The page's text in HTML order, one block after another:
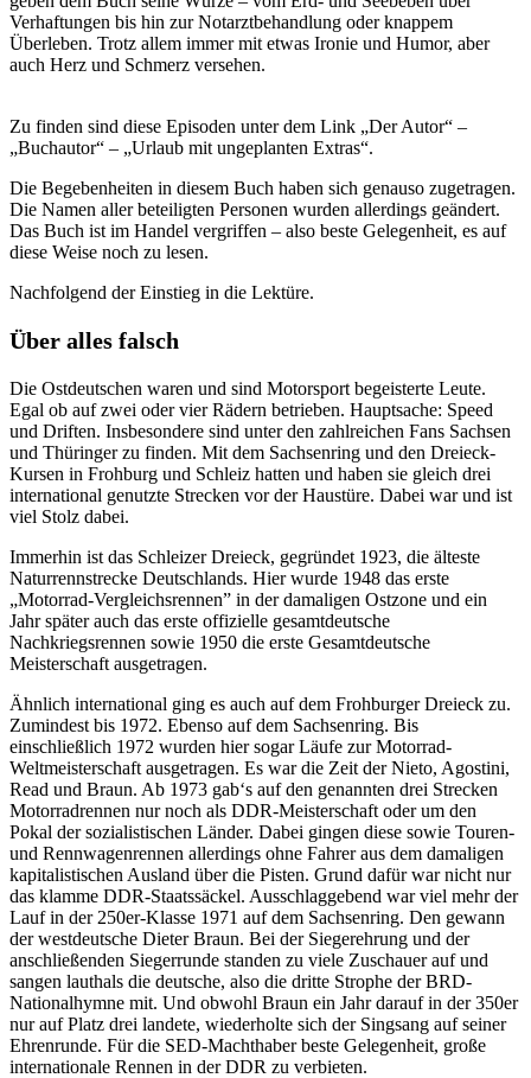
Verhaftungen bis hin zur Notarztbehandlung oder knappem
Überleben. Trotz allem immer mit etwas Ironie und Humor, aber
auch Herz und Schmerz versehen.
Zu finden sind diese Episoden unter dem Link „Der Autor“ –
„Buchautor“ – „Urlaub mit ungeplanten Extras“.
Die Begebenheiten in diesem Buch haben sich genauso zugetragen.
Die Namen aller beteiligten Personen wurden allerdings geändert.
Das Buch ist im Handel vergriffen – also beste Gelegenheit, es auf
diese Weise noch zu lesen.
Nachfolgend der Einstieg in die Lektüre.
Über alles falsch
Die Ostdeutschen waren und sind Motorsport begeisterte Leute.
Egal ob auf zwei oder vier Rädern betrieben. Hauptsache: Speed
und Driften. Insbesondere sind unter den zahlreichen Fans Sachsen
und Thüringer zu finden. Mit dem Sachsenring und den Dreieck-
Kursen in Frohburg und Schleiz hatten und haben sie gleich drei
international genutzte Strecken vor der Haustüre. Dabei war und ist
viel Stolz dabei.
Immerhin ist das Schleizer Dreieck, gegründet 1923, die älteste
Naturrennstrecke Deutschlands. Hier wurde 1948 das erste
„Motorrad-Vergleichsrennen” in der damaligen Ostzone und ein
Jahr später auch das erste offizielle gesamtdeutsche
Nachkriegsrennen sowie 1950 die erste Gesamtdeutsche
Meisterschaft ausgetragen.
Ähnlich international ging es auch auf dem Frohburger Dreieck zu.
Zumindest bis 1972. Ebenso auf dem Sachsenring. Bis
einschließlich 1972 wurden hier sogar Läufe zur Motorrad-
Weltmeisterschaft ausgetragen. Es war die Zeit der Nieto, Agostini,
Read und Braun. Ab 1973 gab‘s auf den genannten drei Strecken
Motorradrennen nur noch als DDR-Meisterschaft oder um den
Pokal der sozialistischen Länder. Dabei gingen diese sowie Touren-
und Rennwagenrennen allerdings ohne Fahrer aus dem damaligen
kapitalistischen Ausland über die Pisten. Grund dafür war nicht nur
das klamme DDR-Staatssäckel. Ausschlaggebend war viel mehr der
Lauf in der 250er-Klasse 1971 auf dem Sachsenring. Den gewann
der westdeutsche Dieter Braun. Bei der Siegerehrung und der
anschließenden Siegerrunde standen zu viele Zuschauer auf und
sangen lauthals die deutsche, also die dritte Strophe der BRD-
Nationalhymne mit. Und obwohl Braun ein Jahr darauf in der 350er
nur auf Platz drei landete, wiederholte sich der Singsang auf seiner
Ehrenrunde. Für die SED-Machthaber beste Gelegenheit, große
internationale Rennen in der DDR zu verbieten.